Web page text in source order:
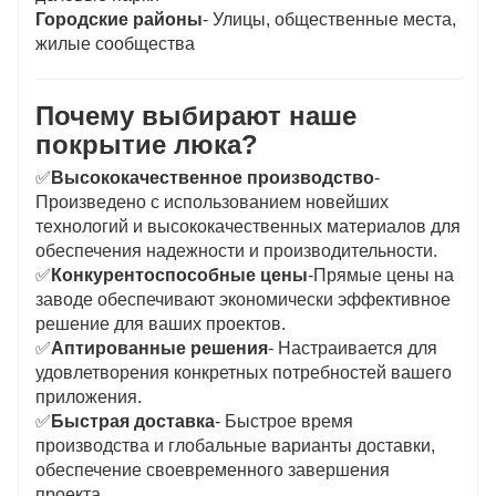
Городские районы- Улицы, общественные места,
жилые сообщества
Почему выбирают наше
покрытие люка?
✅ Высококачественное производство-
Произведено с использованием новейших
технологий и высококачественных материалов для
обеспечения надежности и производительности.
✅ Конкурентоспособные цены-Прямые цены на
заводе обеспечивают экономически эффективное
решение для ваших проектов.
✅Аптированные решения- Настраивается для
удовлетворения конкретных потребностей вашего
приложения.
✅ Быстрая доставка- Быстрое время
производства и глобальные варианты доставки,
обеспечение своевременного завершения